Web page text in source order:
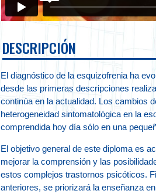
DESCRIPCIÓN
El diagnóstico de la esquizofrenia ha
desde las primeras descripciones
continúa en la actualidad. Los cambios
heterogeneidad sintomatológica en la
comprendida hoy día sólo en una
El objetivo general de este diploma es
mejorar la comprensión y las
estos complejos trastornos psicóticos.
anteriores, se priorizará la enseñanza